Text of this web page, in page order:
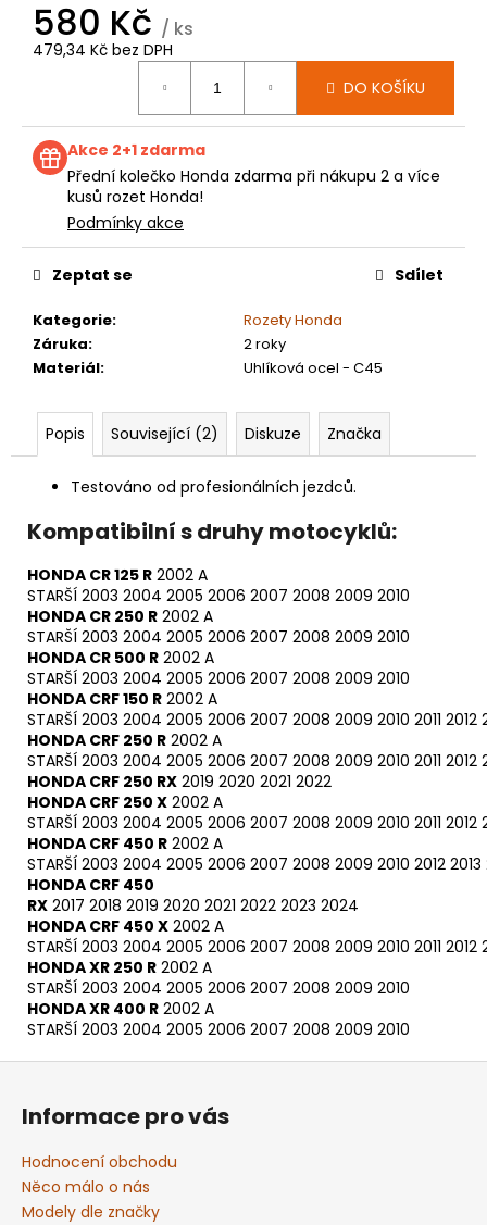
580 Kč / ks
479,34 Kč bez DPH
DO KOŠÍKU
Akce 2+1 zdarma
Přední kolečko Honda zdarma při nákupu 2 a více
kusů rozet Honda!
Podmínky akce
Kategorie:
Rozety Honda
Záruka:
2 roky
Materiál: Uhlíková ocel - C45
Zeptat se Sdílet
Popis Související (2) Diskuze Značka
Testováno od profesionálních jezdců.
Kompatibilní s druhy motocyklů:
HONDA CR 125 R 2002 A
STARŠÍ 2003 2004 2005 2006 2007 2008 2009 2010
HONDA CR 250 R 2002 A
STARŠÍ 2003 2004 2005 2006 2007 2008 2009 2010
HONDA CR 500 R 2002 A
STARŠÍ 2003 2004 2005 2006 2007 2008 2009 2010
HONDA CRF 150 R 2002 A
STARŠÍ 2003 2004 2005 2006 2007 2008 2009 2010 2011 2012
HONDA CRF 250 R 2002 A
STARŠÍ 2003 2004 2005 2006 2007 2008 2009 2010 2011 2012
HONDA CRF 250 RX 2019 2020 2021 2022
HONDA CRF 250 X 2002 A
STARŠÍ 2003 2004 2005 2006 2007 2008 2009 2010 2011 2012
HONDA CRF 450 R 2002 A
STARŠÍ 2003 2004 2005 2006 2007 2008 2009 2010 2012 2013
HONDA CRF 450
RX 2017 2018 2019 2020 2021 2022 2023 2024
HONDA CRF 450 X 2002 A
STARŠÍ 2003 2004 2005 2006 2007 2008 2009 2010 2011 2012
HONDA XR 250 R 2002 A
STARŠÍ 2003 2004 2005 2006 2007 2008 2009 2010
HONDA XR 400 R 2002 A
STARŠÍ 2003 2004 2005 2006 2007 2008 2009 2010
Informace pro vás
Hodnocení obchodu
Něco málo o nás
Modely dle značky